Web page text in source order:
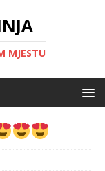
MJESTU